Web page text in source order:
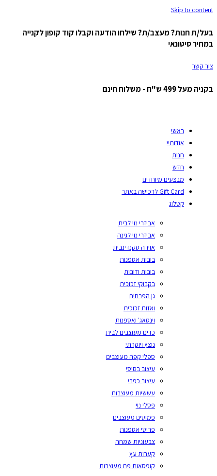
Skip to content
בעל/ת חנות? מעצב/ת? שילחו הודעה וקבלו קוד קופון לקנייה
במחיר סיטונאי
צור קשר
בקניה מעל 499 ש"ח - משלוח חינם
ראשי
אודותיי
חנות
חדש
מבצעים מיוחדים
Gift Card לרכישה באתר
קטלוג
אביזרי נוי לבית
אביזרי נוי לגינה
אוירה סקנדינבית
בובות אספנות
בובות ודובות
בקבוקי זכוכית
גן הפרחים
ואזות זכוכית
וינטאג' ואספנות
כדים מעוצבים לבית
נוצץ ויוקרתי
ספלי קפה מעוצבים
עיצוב בסיסי
עיצוב כפרי
עששיות מעוצבות
פסלי נוי
פמוטים מעוצבים
פריטי אספנות
צבעוניות שמחה
קערות עץ
קופסאות פח מעוצבות